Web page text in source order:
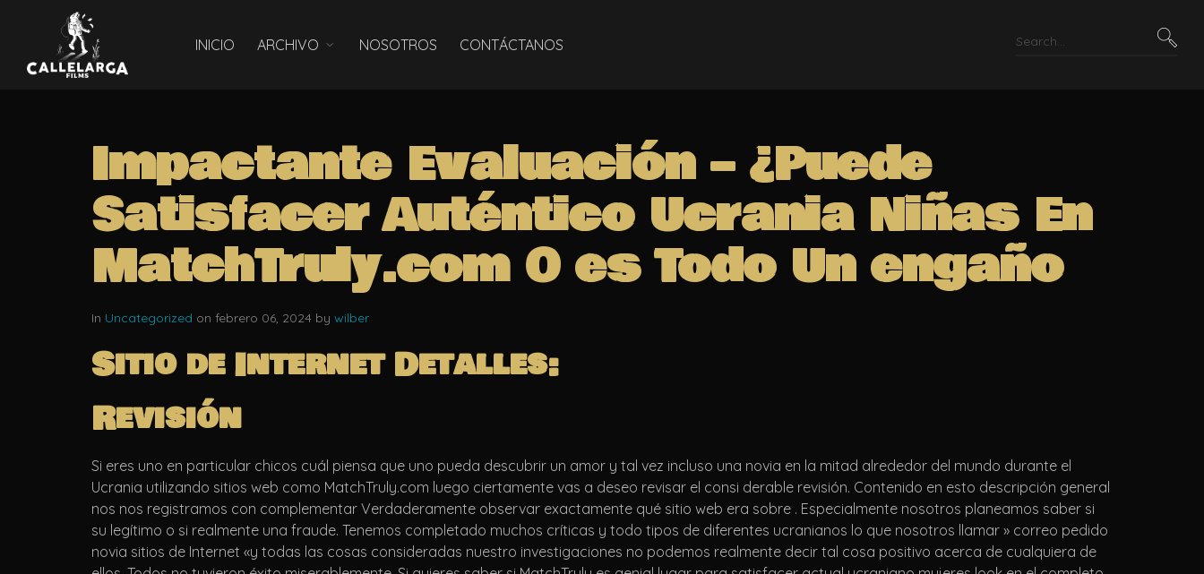
INICIO ARCHIVO NOSOTROS CONTÁCTANOS
Impactante Evaluación – ¿Puede
Satisfacer Auténtico Ucrania Niñas En
MatchTruly.com O es Todo Un engaño
In Uncategorized on febrero 06, 2024 by wilber
Sitio de Internet Detalles:
Revisión
Si eres uno en particular chicos cuál piensa que uno pueda descubrir un amor y tal vez incluso una novia en la mitad alrededor del mundo durante el
Ucrania utilizando sitios web como MatchTruly.com luego ciertamente vas a deseo revisar el consi derable revisión. Contenido en esto descripción general
nos nos registramos con complementar Verdaderamente observar exactamente qué sitio web era sobre . Especialmente nosotros planeamos saber si
su legítimo o si realmente una fraude. Tenemos completado muchos críticas y todo tipos de diferentes ucranianos lo que nosotros llamar » correo pedido
novia sitios de Internet «y todas las cosas consideradas nuestro investigaciones no podemos realmente decir tal cosa positivo acerca de cualquiera de